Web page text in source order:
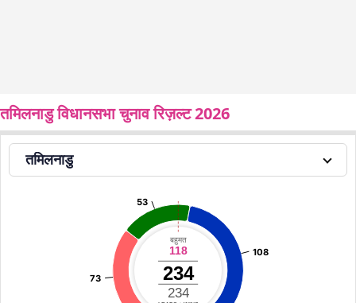
तमिलनाडु विधानसभा चुनाव रिज़ल्ट 2026